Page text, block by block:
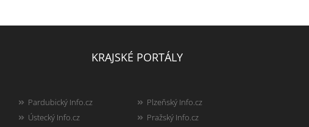
KRAJSKÉ PORTÁLY
Pardubický Info.cz
Ústecký Info.cz
Plzeňský Info.cz
Pražský Info.cz